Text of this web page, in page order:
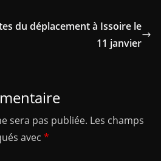
du déplacement à Issoire le
11 janvier
sera pas publiée. Les champs
avec *